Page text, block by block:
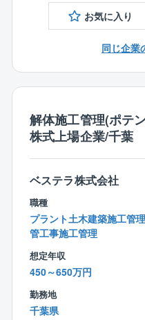
安心して学べる環境が
解体作業は決まったや
化のための現場監督の
い仕事で、一人前にな
ろから現場をお任せしま
業／17の特許を取得＞
「つくった人には壊せな
得しており、NHKなどの
解体によるスクラップの
り、業績は好調に推移し
【同社の解体工事業務の
■働きやすさ
⇒2017年に上場したた
業は平均25時間程度。解
い」「建造中、後の品質
■業務内容：
◎各工事現場での安全パ
◎安全衛生会議等への出
教育の実施
◎出張範囲は西日本を予
■解体工事の特徴
【働きやすさ】
施工は日中に行われるた
「完全週休二日制」「年
5％と大変働きやすい環
用を強化しています。年
合、約50～100万円の手
「出張が多いのは厳しい
い働き方も対応していま
いて頂ける環境を目指し
お気に入り
同じ企業
解体施工管理(ポテ
株式上場企業/千葉
ベステラ株式会社
職種
プラント土木建築施工管
管工事施工管理
想定年収
450～650万円
勤務地
千葉県